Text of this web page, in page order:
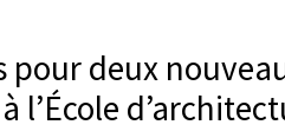
deux
l’École